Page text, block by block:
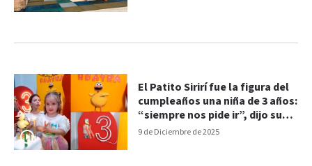
9 de Diciembre de 2025
El Patito Sirirí fue la figura del
cumpleaños una niña de 3 años:
“siempre nos pide ir”, dijo su
mamá